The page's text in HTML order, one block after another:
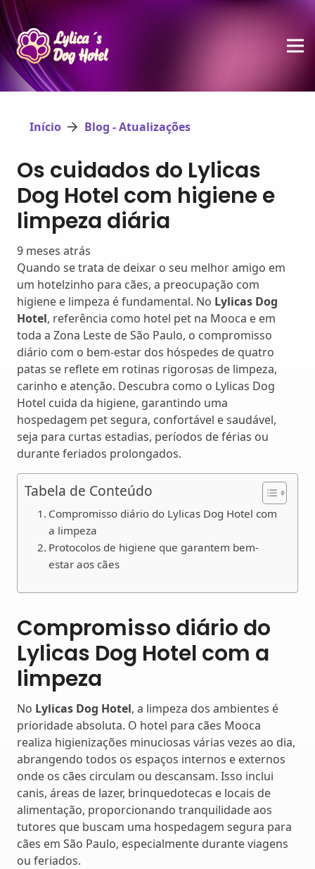
Início Blog - Atualizações
Os cuidados do Lylicas
Dog Hotel com higiene e
limpeza diária
9 meses atrás
Quando se trata de deixar o seu melhor amigo em
um hotelzinho para cães, a preocupação com
higiene e limpeza é fundamental. No Lylicas Dog
Hotel, referência como hotel pet na Mooca e em
toda a Zona Leste de São Paulo, o compromisso
diário com o bem-estar dos hóspedes de quatro
patas se reflete em rotinas rigorosas de limpeza,
carinho e atenção. Descubra como o Lylicas Dog
Hotel cuida da higiene, garantindo uma
hospedagem pet segura, confortável e saudável,
seja para curtas estadias, períodos de férias ou
durante feriados prolongados.
Tabela de Conteúdo
Compromisso diário do Lylicas Dog Hotel com
a limpeza
Protocolos de higiene que garantem bem-
estar aos cães
Compromisso diário do
Lylicas Dog Hotel com a
limpeza
No Lylicas Dog Hotel, a limpeza dos ambientes é
prioridade absoluta. O hotel para cães Mooca
realiza higienizações minuciosas várias vezes ao dia,
abrangendo todos os espaços internos e externos
onde os cães circulam ou descansam. Isso inclui
canis, áreas de lazer, brinquedotecas e locais de
alimentação, proporcionando tranquilidade aos
tutores que buscam uma hospedagem segura para
cães em São Paulo, especialmente durante viagens
ou feriados.